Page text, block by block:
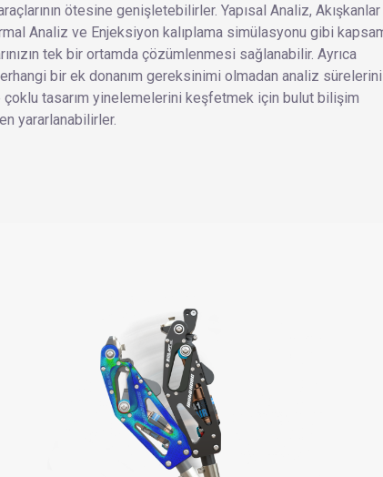
ötesine genişletebilirler. Yapısal Analiz, Akışkanlar
Analiz ve Enjeksiyon kalıplama simülasyonu gibi
tek bir ortamda çözümlenmesi sağlanabilir. Ayrıca
bir ek donanım gereksinimi olmadan analiz sürelerini
çoklu tasarım yinelemelerini keşfetmek için bulut bilişim
yararlanabilirler.